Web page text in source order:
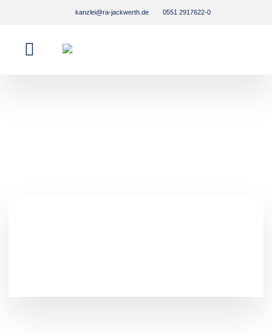
kanzlei@ra-jackwerth.de 0551 2917622-0